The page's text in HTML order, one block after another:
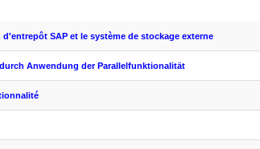
d'entrepôt SAP et le système de stockage externe
Anwendung der Parallelfunktionalität